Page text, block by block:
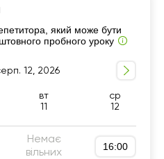
10 - 11-й класи
який може бути
пробного уроку
12, 2026
вт
11
ср
12
Немає
вільних
16:00